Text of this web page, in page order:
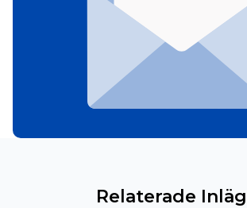
Relaterade